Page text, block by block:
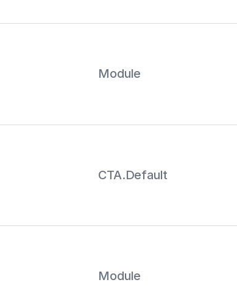
Module
CTA.Default
Module